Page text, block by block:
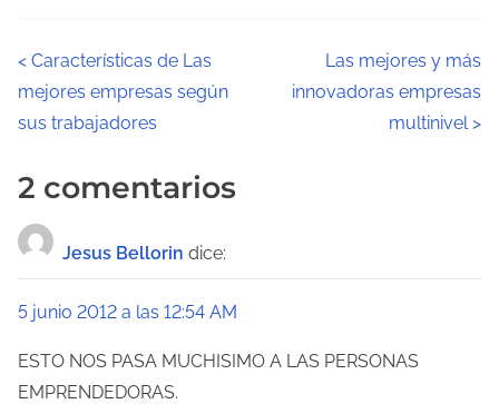
N
a
e
g
c
i
< Características de Las
mejores empresas según
sus trabajadores
Las mejores y más
innovadoras empresas
multinivel>
2 comentarios
Jesus Bellorin dice:
5 junio 2012 a las 12:54 AM
ESTO NOS PASA MUCHISIMO A LAS PERSONAS
EMPRENDEDORAS.